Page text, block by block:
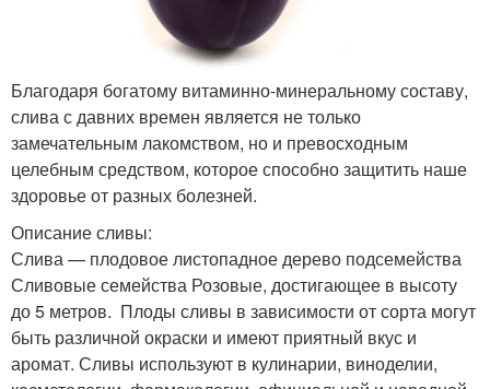
Благодаря богатому витаминно-минеральному составу,
слива с давних времен является не только
замечательным лакомством, но и превосходным
целебным средством, которое способно защитить наше
здоровье от разных болезней.
Описание сливы:
Слива — плодовое листопадное дерево подсемейства
Сливовые семейства Розовые, достигающее в высоту
до 5 метров. Плоды сливы в зависимости от сорта могут
быть различной окраски и имеют приятный вкус и
аромат. Сливы используют в кулинарии, виноделии,